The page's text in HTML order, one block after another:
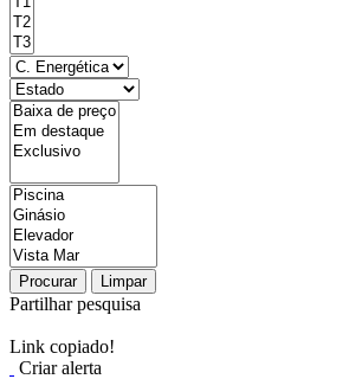
Procurar Limpar
Partilhar pesquisa
Link copiado!
Criar alerta